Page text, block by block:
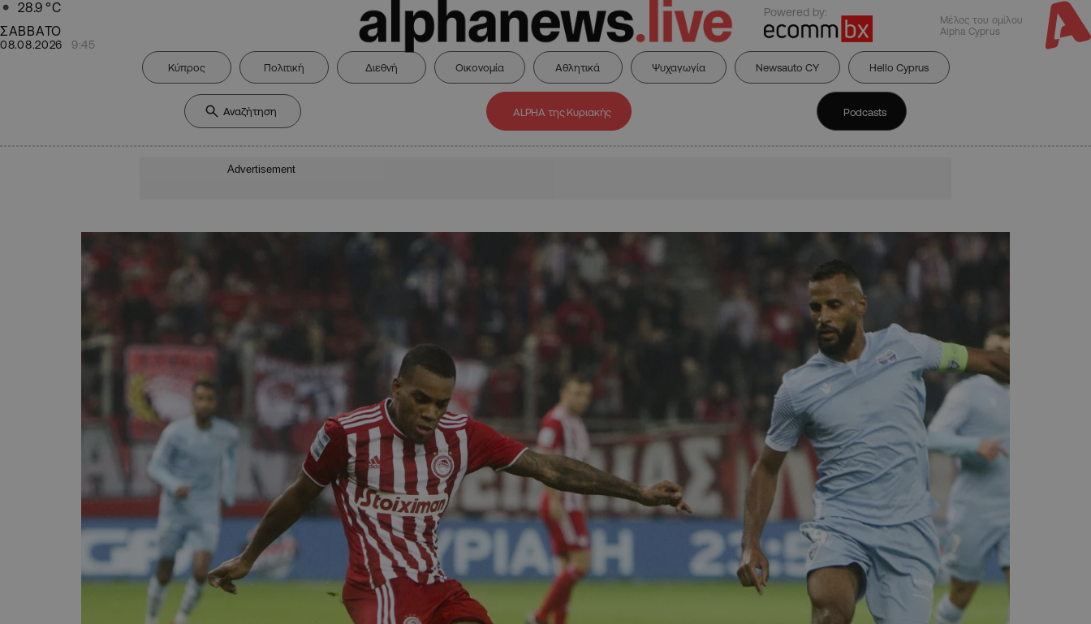
28.9 °C
ΣΑΒΒΑΤΟ
08.08.2026 9:45
Powered by:
Μέλος του ομίλου
Alpha Cyprus
Κύπρος Πολιτική Διεθνή Οικονομία Αθλητικά Ψυχαγωγία Newsauto CY Hello Cyprus
ALPHA της Κυριακής Podcasts
Advertisement